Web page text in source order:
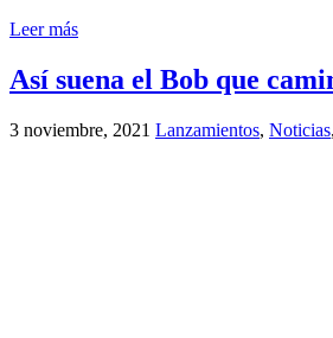
Leer más
Así suena el Bob que
3 noviembre, 2021 Lanzamientos, Noticias,